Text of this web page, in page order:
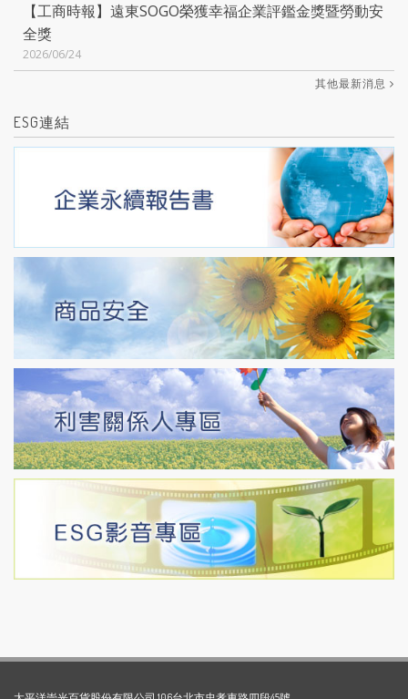
【工商時報】遠東SOGO榮獲幸福企業評鑑金獎暨勞動安
全獎
2026/06/24
其他最新消息
ESG連結